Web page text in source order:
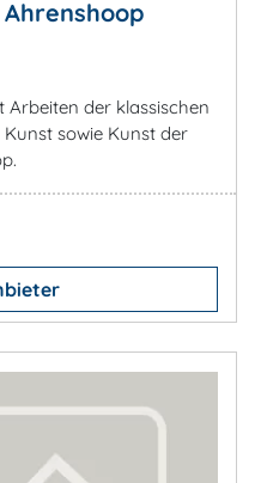
Arbeiten der klassischen
sowie Kunst der